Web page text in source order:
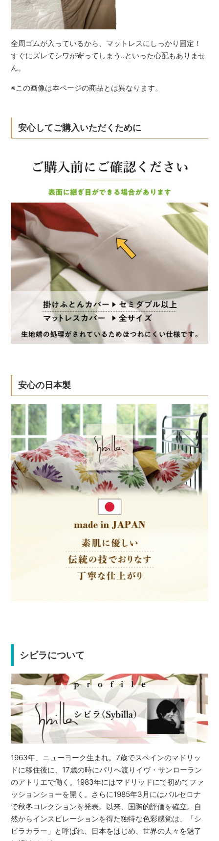
全周ゴムが入っているから、マットレスにしっかり固定！
すぐにズレてシワが寄ってしまう..といった心配もありませ
ん。
※この画像は本ページの商品とは異なります。
安心してご購入いただくために
安心の日本製
シビラについて
1963年、ニューヨーク生まれ。7歳でスペインのマドリッ
ドに移住後に、17歳の時にパリへ渡りイヴ・サンローラン
のアトリエで働く。1983年にはマドリッドにて初めてファ
ッションショーを開く。さらに1985年3月にはバルセロナ
で秋冬コレクションを発表。以来、国際的評価を確立。自
然からインスピレーションを得た独特な色彩感覚は、「シ
ビラカラー」と呼ばれ、日本をはじめ、世界の人々を魅了